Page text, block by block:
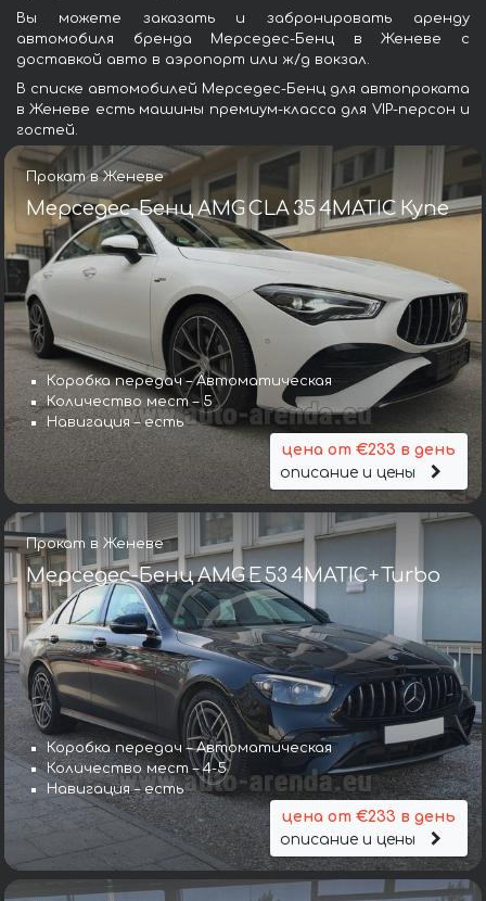
Вы можете заказать и забронировать аренду
автомобиля бренда Мерседес-Бенц в Женеве с
доставкой авто в аэропорт или ж/д вокзал.
В списке автомобилей Мерседес-Бенц для автопроката
в Женеве есть машины премиум-класса для VIP-персон и
гостей.
Прокат в Женеве
Мерседес-Бенц AMG CLA 35 4MATIC Купе
Коробка передач – Автоматическая
Количество мест – 5
Навигация – есть
цена от €233 в день
описание и цены
Прокат в Женеве
Мерседес-Бенц AMG E 53 4MATIC+ Turbo
Коробка передач – Автоматическая
Количество мест – 4-5
Навигация – есть
цена от €233 в день
описание и цены